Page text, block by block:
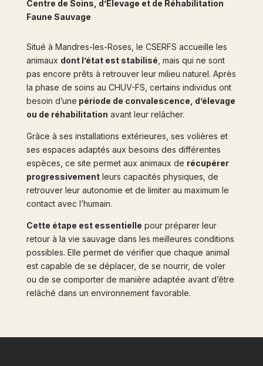
Centre de Soins, d’Élevage et de Réhabilitation
Faune Sauvage
Situé à Mandres-les-Roses, le CSERFS accueille les
animaux dont l’état est stabilisé , mais qui ne sont
pas encore prêts à retrouver leur milieu naturel. Après
la phase de soins au CHUV-FS, certains individus ont
besoin d’une période de convalescence, d’élevage
ou de réhabilitation avant leur relâcher.
Grâce à ses installations extérieures, ses volières et
ses espaces adaptés aux besoins des différentes
espèces, ce site permet aux animaux de récupérer
progressivementleurs capacités physiques, de
retrouver leur autonomie et de limiter au maximum le
contact avec l’humain.
Cette étape est essentielle pour préparer leur
retour à la vie sauvage dans les meilleures conditions
possibles. Elle permet de vérifier que chaque animal
est capable de se déplacer, de se nourrir, de voler
ou de se comporter de manière adaptée avant d’être
relâché dans un environnement favorable.